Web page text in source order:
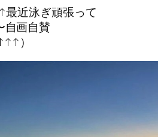
最近泳ぎ頑張って
自画自賛
）